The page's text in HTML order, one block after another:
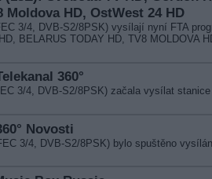
Moldova HD, OstWest 24 HD
3/4, DVB-S2/8PSK) vysílají nyní FTA
BELARUS TODAY HD, TV8 MOLDOVA
360°
3/4, DVB-S2/8PSK) začala vysílat stanice
Novosti
3/4, DVB-S2/8PSK) bylo spuštěno